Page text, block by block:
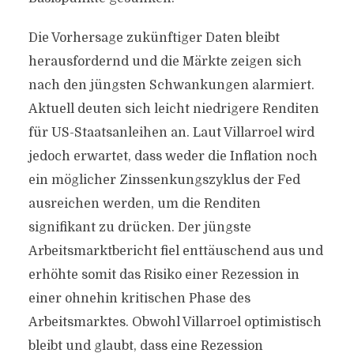
Die Vorhersage zukünftiger Daten bleibt
herausfordernd und die Märkte zeigen sich
nach den jüngsten Schwankungen alarmiert.
Aktuell deuten sich leicht niedrigere Renditen
für US-Staatsanleihen an. Laut Villarroel wird
jedoch erwartet, dass weder die Inflation noch
ein möglicher Zinssenkungszyklus der Fed
ausreichen werden, um die Renditen
signifikant zu drücken. Der jüngste
Arbeitsmarktbericht fiel enttäuschend aus und
erhöhte somit das Risiko einer Rezession in
einer ohnehin kritischen Phase des
Arbeitsmarktes. Obwohl Villarroel optimistisch
bleibt und glaubt, dass eine Rezession